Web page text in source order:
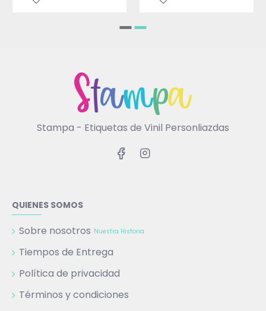
Stampa - Etiquetas de Vinil Personliazdas
QUIENES SOMOS
Sobre nosotros Nuestra Historia
Tiempos de Entrega
Política de privacidad
Términos y condiciones